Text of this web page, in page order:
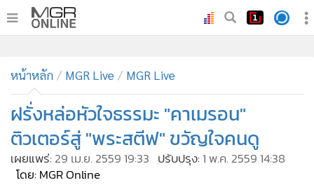
• ทันเหตุการณ์
• ภาคใต้
• ภูมิภาค
• Online Section
• บันเทิง
ผู้จัดการรายวัน
หน้าหลัก MGR Live MGR Live
ฝรั่งหล่อหัวใจธรรมะ "คาเมรอน"
ติวเตอร์สู่ "พระสตีฟ" ขวัญใจคนดู
เผยแพร่: 29 เม.ย. 2559 19:33 ปรับปรุง: 1 พ.ค. 2559 14:38
โดย: MGR Online